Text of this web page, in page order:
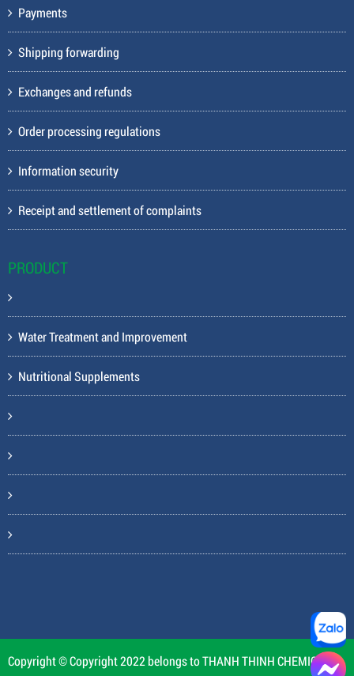
Payments
Shipping forwarding
Exchanges and refunds
Order processing regulations
Information security
Receipt and settlement of complaints
PRODUCT
Water Treatment and Improvement
Nutritional Supplements
Copyright © Copyright 2022 belongs to THANH THINH CHEMICAL